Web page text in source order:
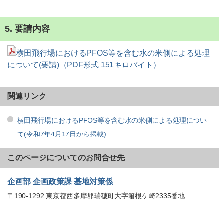
5. 要請内容
横田飛行場におけるPFOS等を含む水の米側による処理
について(要請)（PDF形式 151キロバイト）
関連リンク
横田飛行場におけるPFOS等を含む水の米側による処理につい
て(令和7年4月17日から掲載)
このページについてのお問合せ先
企画部 企画政策課 基地対策係
〒190-1292 東京都西多摩郡瑞穂町大字箱根ケ崎2335番地